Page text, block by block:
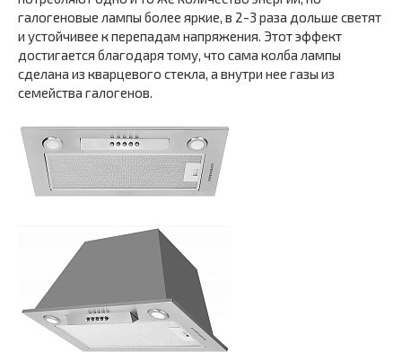
галогеновые лампы более яркие, в 2-3 раза дольше светят
и устойчивее к перепадам напряжения. Этот эффект
достигается благодаря тому, что сама колба лампы
сделана из кварцевого стекла, а внутри нее газы из
семейства галогенов.